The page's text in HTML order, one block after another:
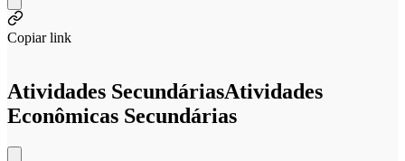
Copiar link
Atividades SecundáriasAtividades
Econômicas Secundárias